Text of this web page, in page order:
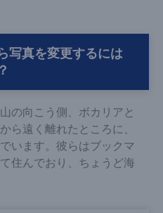
写真を変更するには
の向こう側、ボカリアと
ら遠く離れたところに、
います。彼らはブックマ
住んでおり、ちょうど海